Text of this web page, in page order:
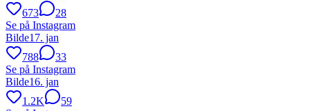
673
28
Se på Instagram
Bilde17. jan
788
33
Se på Instagram
Bilde16. jan
1.2K
59